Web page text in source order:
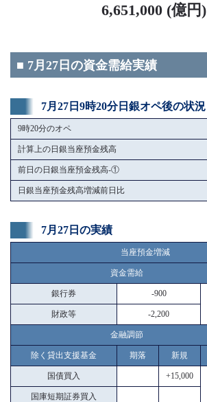
6,651,000 (億円)
■ 7月27日の資金需給実績
7月27日9時20分日銀オペ後の状況
9時20分のオペ
計算上の日銀当座預金残高
前日の日銀当座預金残高-①
日銀当座預金残高増減前日比
7月27日の実績
当座預金増減
資金需給
銀行券 -900
財政等 -2,200
金融調節
除く貸出支援基金 期落 新規
国債買入 +15,000
国庫短期証券買入